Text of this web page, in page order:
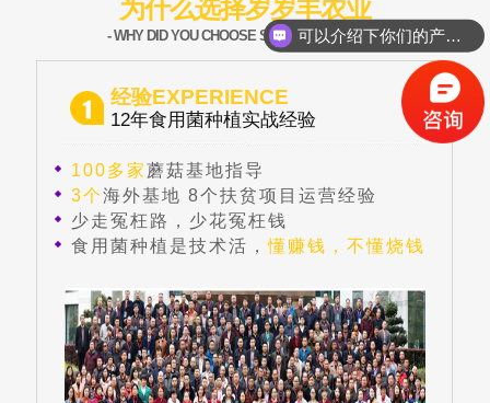
为什么选择岁岁丰农业
- WHY DID YOU CHOOSE SSF AGRICULTURE -
经验EXPERIENCE
12年食用菌种植实战经验
100多家蘑菇基地指导
3个海外基地 8个扶贫项目运营经验
少走冤枉路，少花冤枉钱
食用菌种植是技术活，懂赚钱，不懂烧钱
你们是怎么收费的呢？